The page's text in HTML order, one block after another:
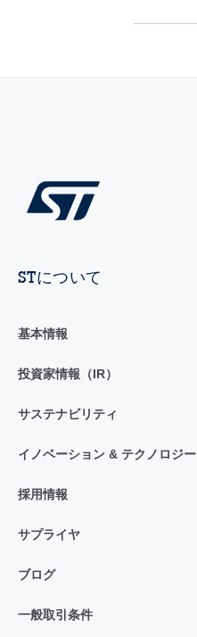
STについて
基本情報
投資家情報（IR）
サステナビリティ
イノベーション & テクノロジー
採用情報
サプライヤ
ブログ
一般取引条件